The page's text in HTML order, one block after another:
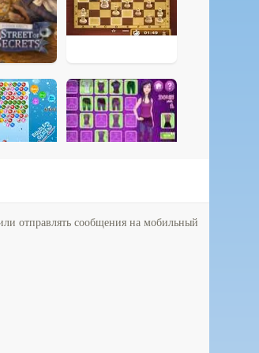
отправлять сообщения на мобильный